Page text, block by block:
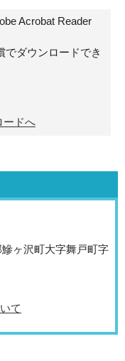
Acrobat Reader
でダウンロードでき
ードへ
ヶ沢町大字舞戸町字
て